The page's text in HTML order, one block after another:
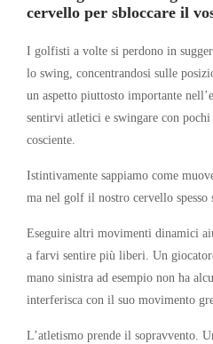
cervello per sbloccare il
I golfisti a volte si perdono in
lo swing, concentrandosi sulle
un aspetto piuttosto importante
sentirvi atletici e swingare con
cosciente.
Istintivamente sappiamo come
ma nel golf il nostro cervello spesso
Eseguire altri movimenti dinamici
a farvi sentire più liberi. Un
mano sinistra ad esempio non ha
interferisca con il suo movimento
L’atletismo prende il sopravvento.